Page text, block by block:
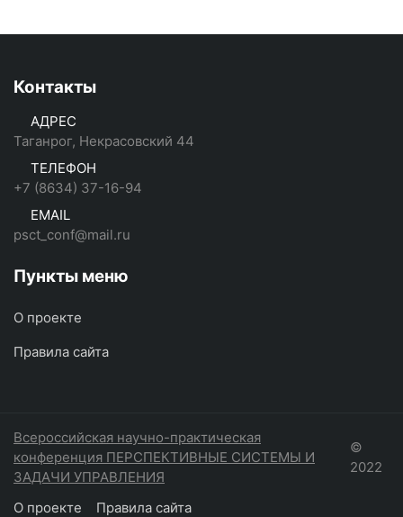
Контакты
АДРЕС
Таганрог, Некрасовский 44
ТЕЛЕФОН
+7 (8634) 37-16-94
EMAIL
psct_conf@mail.ru
Пункты меню
О проекте
Правила сайта
Всероссийская научно-практическая
конференция ПЕРСПЕКТИВНЫЕ СИСТЕМЫ И
ЗАДАЧИ УПРАВЛЕНИЯ
©
2022
О проекте Правила сайта